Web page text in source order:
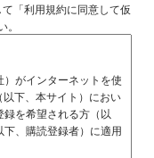
「利用規約に同意して仮